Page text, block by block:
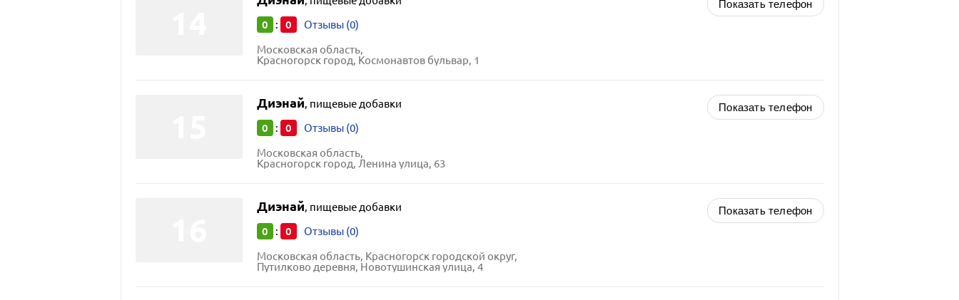
0 : 0 Отзывы (0)
Московская область,
Красногорск город, Космонавтов бульвар, 1
Показать телефон
Диэнай, пищевые добавки
0 : 0 Отзывы (0)
Московская область,
Красногорск город, Ленина улица, 63
Показать телефон
Диэнай, пищевые добавки
0 : 0 Отзывы (0)
Московская область, Красногорск городской округ,
Путилково деревня, Новотушинская улица, 4
Показать телефон